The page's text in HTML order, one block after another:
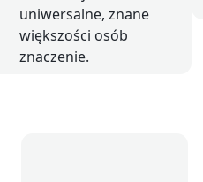
uniwersalne, znane
większości osób
znaczenie.